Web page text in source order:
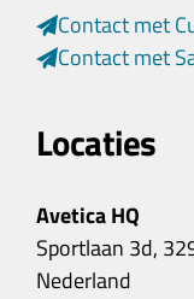
Contact met
Contact met
Locaties
Avetica HQ
Sportlaan 3d,
Nederland